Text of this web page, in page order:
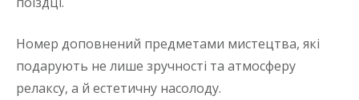
Номер доповнений предметами мистецтва, які
подарують не лише зручності та атмосферу
релаксу, а й естетичну насолоду.